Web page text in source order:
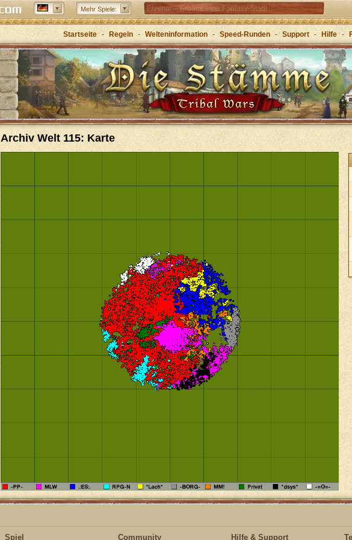
Mehr Spiele: Elvenar – Erbaue eine Fantasy-Stadt
Forge of Empires – Mit Strategie durch die Zeitalter
Grepolis – Erbaue dein Reich im antiken
Griechenland
Startseite - Regeln - Welteninformation - Speed-Runden - Support - Hilfe -
Archiv Welt 115: Karte
Spiel Community Hilfe & Support